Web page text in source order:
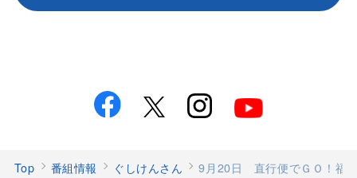
Top 番組情報 ぐしけんさん 9月20日 直行便でＧＯ！福